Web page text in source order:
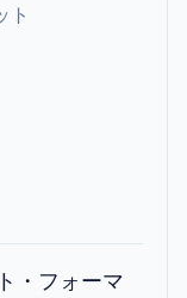
ト
・フォーマ